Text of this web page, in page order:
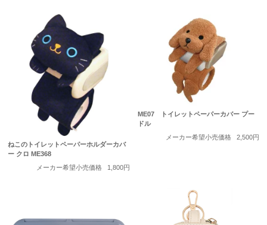
ねこのトイレットペーパーホルダーカバ
ー クロ ME368
メーカー希望小売価格
1,800円
ME07 トイレットペーパーカバー プー
ドル
メーカー希望小売価格
2,500円